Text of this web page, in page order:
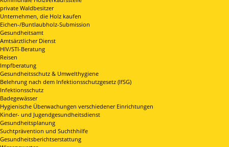
private Waldbesitzer
Unternehmen, die Holz kaufen
Eichen-/Buntlaubholz-Submission
Gesundheitsamt
Amtsärztlicher Dienst
HIV/STI-Beratung
Reisen
Impfberatung
Gesundheitsschutz & Umwelthygiene
Belehrung nach dem Infektionsschutzgesetz (IfSG)
Infektionsschutz
Badegewässer
Hygienische Überwachungen verschiedener Einrichtungen
Kinder- und Jugendgesundheitsdienst
Gesundheitsplanung
Suchtprävention und Suchthhilfe
Gesundheitsberichtserstattung